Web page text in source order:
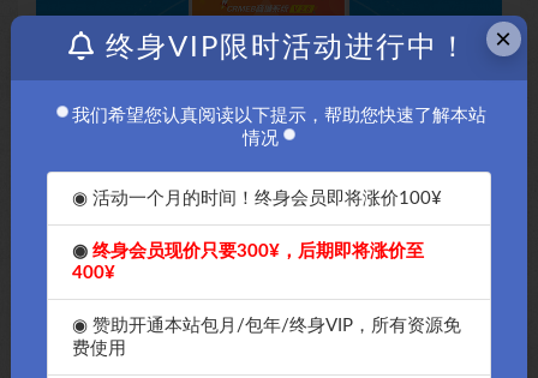
×
终身VIP限时活动进行中！
我们希望您认真阅读以下提示，帮助您快速了解本站
情况
◉ 活动一个月的时间！终身会员即将涨价100¥
◉终身会员现价只要300¥，后期即将涨价至
400¥
◉ 赞助开通本站包月/包年/终身VIP，所有资源免
费使用